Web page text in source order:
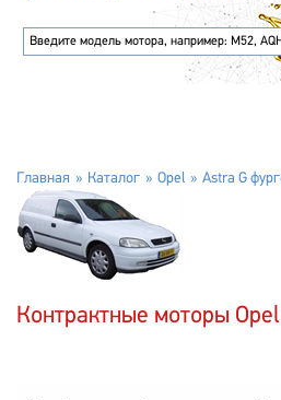
Главная Каталог Opel Astra G
Контрактные моторы